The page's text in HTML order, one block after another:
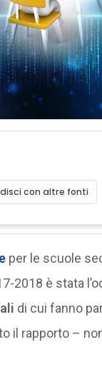
con altre fonti
per le scuole
2018 è stata
di cui fanno
il rapporto –